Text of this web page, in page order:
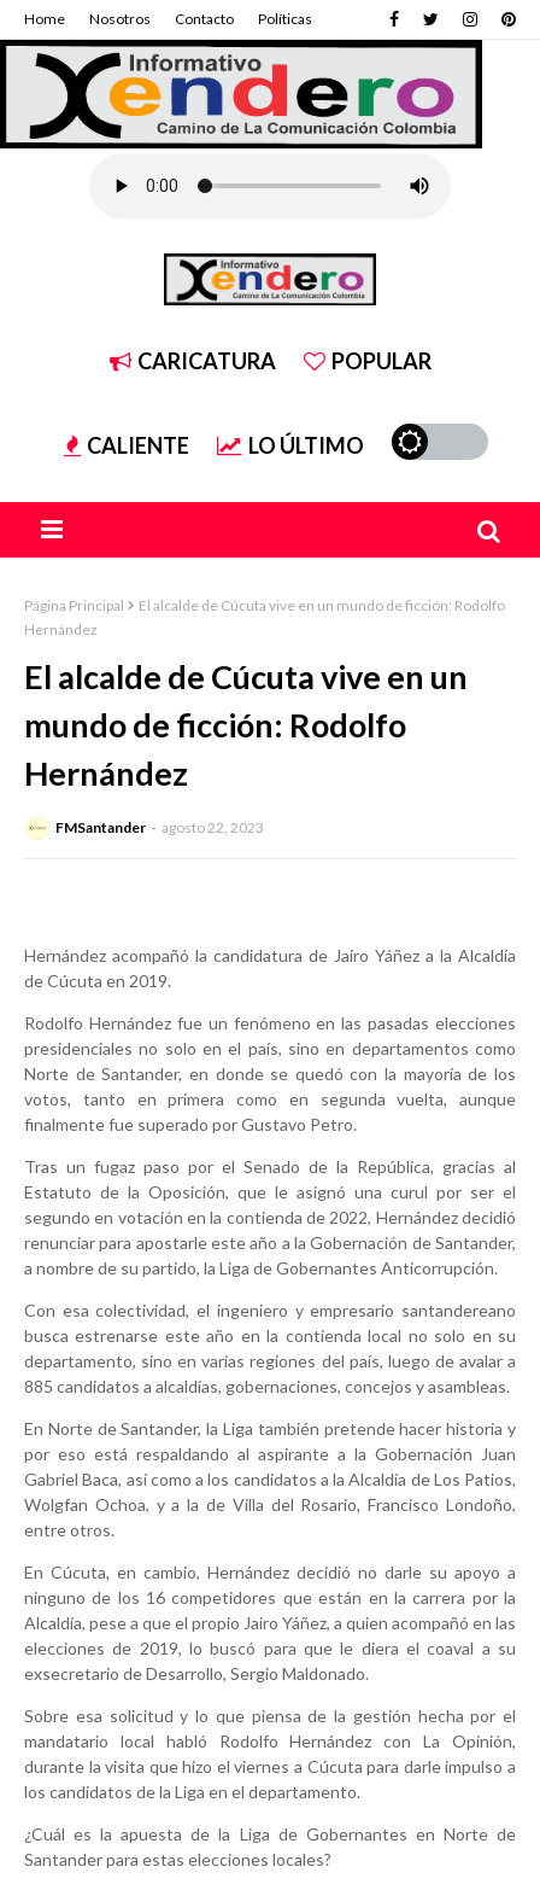
Home Nosotros Contacto Políticas
CARICATURA POPULAR
CALIENTE LO ÚLTIMO
Página Principal
El alcalde de Cúcuta vive en un mundo de ficción: Rodolfo
Hernández
El alcalde de Cúcuta vive en un
mundo de ficción: Rodolfo
Hernández
FMSantander agosto 22, 2023
Hernández acompañó la candidatura de Jairo Yáñez a la Alcaldía
de Cúcuta en 2019.
Rodolfo Hernández fue un fenómeno en las pasadas elecciones
presidenciales no solo en el país, sino en departamentos como
Norte de Santander, en donde se quedó con la mayoría de los
votos, tanto en primera como en segunda vuelta, aunque
finalmente fue superado por Gustavo Petro.
Tras un fugaz paso por el Senado de la República, gracias al
Estatuto de la Oposición, que le asignó una curul por ser el
segundo en votación en la contienda de 2022, Hernández decidió
renunciar para apostarle este año a la Gobernación de Santander,
a nombre de su partido, la Liga de Gobernantes Anticorrupción.
Con esa colectividad, el ingeniero y empresario santandereano
busca estrenarse este año en la contienda local no solo en su
departamento, sino en varias regiones del país, luego de avalar a
885 candidatos a alcaldías, gobernaciones, concejos y asambleas.
En Norte de Santander, la Liga también pretende hacer historia y
por eso está respaldando al aspirante a la Gobernación Juan
Gabriel Baca, así como a los candidatos a la Alcaldía de Los Patios,
Wolgfan Ochoa, y a la de Villa del Rosario, Francisco Londoño,
entre otros.
En Cúcuta, en cambio, Hernández decidió no darle su apoyo a
ninguno de los 16 competidores que están en la carrera por la
Alcaldía, pese a que el propio Jairo Yáñez, a quien acompañó en las
elecciones de 2019, lo buscó para que le diera el coaval a su
exsecretario de Desarrollo, Sergio Maldonado.
Sobre esa solicitud y lo que piensa de la gestión hecha por el
mandatario local habló Rodolfo Hernández con La Opinión,
durante la visita que hizo el viernes a Cúcuta para darle impulso a
los candidatos de la Liga en el departamento.
¿Cuál es la apuesta de la Liga de Gobernantes en Norte de
Santander para estas elecciones locales?